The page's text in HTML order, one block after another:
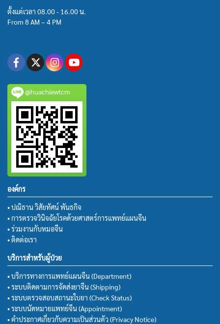
ตั้งแต่เวลา 08.00 - 16.00 น.
From 8 AM – 4 PM
@huachiewtcm
องค์กร
• ปณิธาน วิสัยทัศน์ พันธกิจ
• การตรวจวินิจฉัยโรคด้วยศาสตร์การแพทย์แผนจีน
• ร่วมงานกับหมอจีน
• ติดต่อเรา
บริการสำหรับผู้ป่วย
• บริการทางการแพทย์แผนจีน (Department)
• ระบบติดตามการจัดส่งยาจีน (Shipping)
• ระบบตรวจสอบสถานะใบยา (Check Status)
• ระบบนัดหมายแพทย์จีน (Appointment)
• คำประกาศเกี่ยวกับความเป็นส่วนตัว (Privacy Notice)